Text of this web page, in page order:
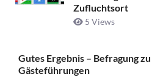
Zufluchtsort
5 Views
Gutes Ergebnis – Befragung
Gästeführungen